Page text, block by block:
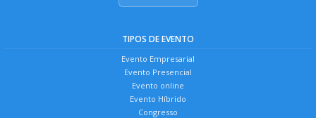
TIPOS DE EVENTO
Evento Empresarial
Evento Presencial
Evento online
Evento Híbrido
Congresso